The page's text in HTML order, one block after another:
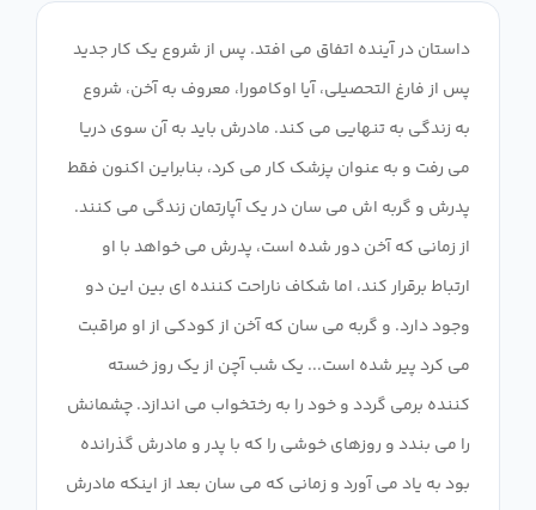
داستان در آینده اتفاق می افتد. پس از شروع یک کار جدید
پس از فارغ التحصیلی، آیا اوکامورا، معروف به آخن، شروع
به زندگی به تنهایی می کند. مادرش باید به آن سوی دریا
می رفت و به عنوان پزشک کار می کرد، بنابراین اکنون فقط
پدرش و گربه اش می سان در یک آپارتمان زندگی می کنند.
از زمانی که آخن دور شده است، پدرش می خواهد با او
ارتباط برقرار کند، اما شکاف ناراحت کننده ای بین این دو
وجود دارد. و گربه می سان که آخن از کودکی از او مراقبت
می کرد پیر شده است... یک شب آچن از یک روز خسته
کننده برمی گردد و خود را به رختخواب می اندازد. چشمانش
را می بندد و روزهای خوشی را که با پدر و مادرش گذرانده
بود به یاد می آورد و زمانی که می سان بعد از اینکه مادرش